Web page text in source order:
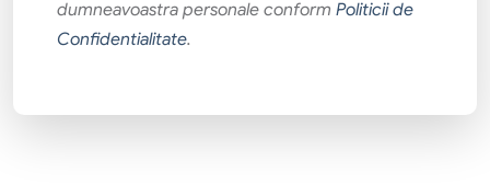
dumneavoastra personale conform Politicii de
Confidentialitate.